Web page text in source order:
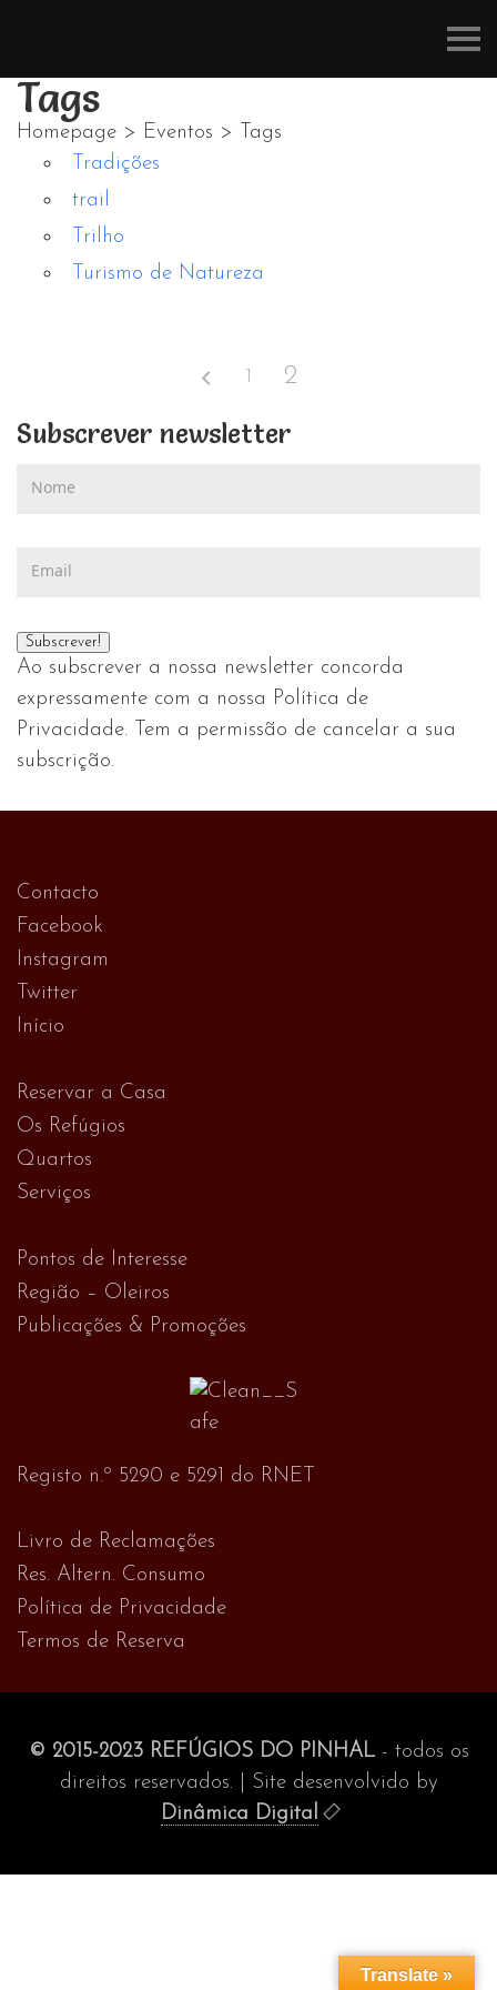
Pinhal
Tags
Homepage > Eventos >
Tags
Tradições
trail
Trilho
Turismo de Natureza
1 2
Subscrever newsletter
Ao subscrever a nossa newsletter concorda
expressamente com a nossa Política de
Privacidade. Tem a permissão de cancelar a sua
subscrição.
Contacto
Facebook
Instagram
Twitter
Início
Reservar a Casa
Os Refúgios
Quartos
Serviços
Pontos de Interesse
Região – Oleiros
Publicações & Promoções
Registo n.º 5290 e 5291 do RNET
Livro de Reclamações
Res. Altern. Consumo
Política de Privacidade
Termos de Reserva
© 2015-2023 REFÚGIOS DO PINHAL- todos os
direitos reservados. | Site desenvolvido by
Dinâmica Digital
Translate »